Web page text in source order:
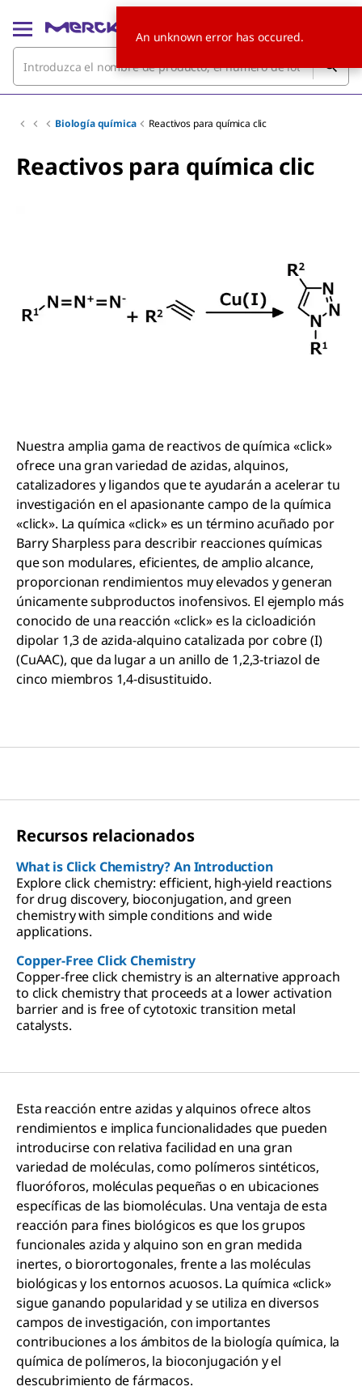
Biología química Reactivos para química clic
Reactivos para química clic
Nuestra amplia gama de reactivos de química «click»
ofrece una gran variedad de azidas, alquinos,
catalizadores y ligandos que te ayudarán a acelerar tu
investigación en el apasionante campo de la química
«click». La química «click» es un término acuñado por
Barry Sharpless para describir reacciones químicas
que son modulares, eficientes, de amplio alcance,
proporcionan rendimientos muy elevados y generan
únicamente subproductos inofensivos. El ejemplo más
conocido de una reacción «click» es la cicloadición
dipolar 1,3 de azida-alquino catalizada por cobre (I)
(CuAAC), que da lugar a un anillo de 1,2,3-triazol de
cinco miembros 1,4-disustituido.
Recursos relacionados
What is Click Chemistry? An Introduction
Explore click chemistry: efficient, high-yield reactions
for drug discovery, bioconjugation, and green
chemistry with simple conditions and wide
applications.
Copper-Free Click Chemistry
Copper-free click chemistry is an alternative approach
to click chemistry that proceeds at a lower activation
barrier and is free of cytotoxic transition metal
catalysts.
Esta reacción entre azidas y alquinos ofrece altos
rendimientos e implica funcionalidades que pueden
introducirse con relativa facilidad en una gran
variedad de moléculas, como polímeros sintéticos,
fluoróforos, moléculas pequeñas o en ubicaciones
específicas de las biomoléculas. Una ventaja de esta
reacción para fines biológicos es que los grupos
funcionales azida y alquino son en gran medida
inertes, o biorortogonales, frente a las moléculas
biológicas y los entornos acuosos. La química «click»
sigue ganando popularidad y se utiliza en diversos
campos de investigación, con importantes
contribuciones a los ámbitos de la biología química, la
química de polímeros, la bioconjugación y el
descubrimiento de fármacos.
An unknown error has occured.